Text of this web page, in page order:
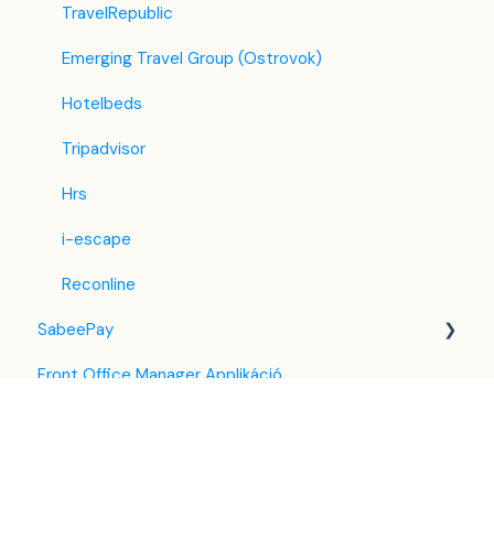
TravelRepublic
Emerging Travel Group (Ostrovok)
Hotelbeds
Tripadvisor
Hrs
i-escape
Reconline
SabeePay
Beállítások
Front Office Manager Applikáció